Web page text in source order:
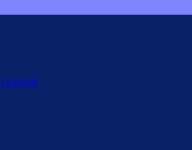
autolak
1,3 m2 ved 3 påføringer)
kridt.